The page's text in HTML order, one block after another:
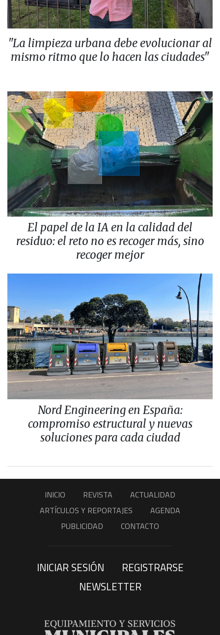
"La limpieza urbana debe evolucionar al
mismo ritmo que lo hacen las ciudades"
El papel de la IA en la calidad del
residuo: el reto no es recoger más, sino
recoger mejor
Nord Engineering en España:
compromiso estructural y nuevas
soluciones para cada ciudad
INICIO REVISTA
ACTUALIDAD
ARTÍCULOS Y REPORTAJES
AGENDA
PUBLICIDAD
CONTACTO
INICIAR SESIÓN
REGISTRARSE
NEWSLETTER